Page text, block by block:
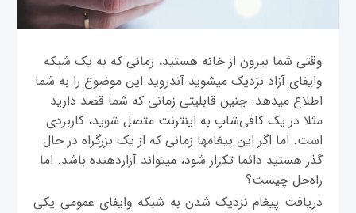
وقتی شما بیرون از خانه هستید، زمانی که به یک شبکه
وای‎فای آزاد نزدیک می‎شوید آندرويد این موضوع را به شما
اطلاع می‎دهد. چنین قابلیتی زمانی که شما قصد دارید
مثلا در یک کافی‌شاپ به اینترنت متصل شويد، کاربردی
است. اما اگر این پیغام‎ها زمانی که از یک بزرگراه در حال
گذر هستید دائما تکرار شود، می‎تواند آزاردهنده باشد. اما
راه‌حل چیست؟
دریافت پیغام نزدیک شدن به شبکه وای‎فای عمومی‎ یکی